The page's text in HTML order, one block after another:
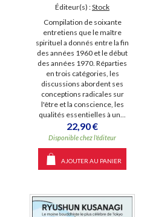
Éditeur(s) :Stock
Compilation de soixante
entretiens que le maître
spirituel a donnés entre la fin
des années 1960 et le début
des années 1970. Réparties
en trois catégories, les
discussions abordent ses
conceptions radicales sur
l'être et la conscience, les
qualités essentielles à un...
22,90 €
Disponible chez l'éditeur
AJOUTER AU PANIER